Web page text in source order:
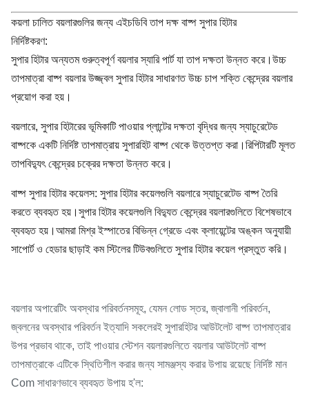
কয়লা চালিত বয়লারগুলির জন্য এইচডিবি তাপ দক্ষ বাষ্প সুপার হিটার
নির্দিষ্টকরণ:
সুপার হিটার অন্যতম গুরুত্বপূর্ণ বয়লার স্যারি পার্ট যা তাপ দক্ষতা উন্নত করে।উচ্চ
তাপমাত্রা বাষ্প বয়লার উজ্জ্বল সুপার হিটার সাধারণত উচ্চ চাপ শক্তি কেন্দ্রের বয়লার
প্রয়োগ করা হয়।
বয়লারে, সুপার হিটারের ভূমিকাটি পাওয়ার প্লান্টের দক্ষতা বৃদ্ধির জন্য স্যাচুরেটেড
বাষ্পকে একটি নির্দিষ্ট তাপমাত্রায় সুপারহিট বাষ্প থেকে উত্তপ্ত করা।রিপিটারটি মূলত
তাপবিদ্যুৎ কেন্দ্রের চক্রের দক্ষতা উন্নত করে।
বাষ্প সুপার হিটার কয়েলস: সুপার হিটার কয়েলগুলি বয়লারে স্যাচুরেটেড বাষ্প তৈরি
করতে ব্যবহৃত হয়।সুপার হিটার কয়েলগুলি বিদ্যুত কেন্দ্রের বয়লারগুলিতে বিশেষভাবে
ব্যবহৃত হয়।আমরা মিশ্র ইস্পাতের বিভিন্ন গ্রেডে এবং ক্লায়েন্টের অঙ্কন অনুযায়ী
সাপোর্ট ও হেডার ছাড়াই কম স্টিলের টিউবগুলিতে সুপার হিটার কয়েল প্রস্তুত করি।
বয়লার অপারেটিং অবস্থার পরিবর্তনসমূহ, যেমন লোড স্তর, জ্বালানী পরিবর্তন,
জ্বলনের অবস্থার পরিবর্তন ইত্যাদি সকলেরই সুপারহিটর আউটলেট বাষ্প তাপমাত্রার
উপর প্রভাব থাকে, তাই পাওয়ার স্টেশন বয়লারগুলিতে বয়লার আউটলেট বাষ্প
তাপমাত্রাকে এটিকে স্থিতিশীল করার জন্য সামঞ্জস্য করার উপায় রয়েছে নির্দিষ্ট মান
Com সাধারণভাবে ব্যবহৃত উপায় হ'ল: